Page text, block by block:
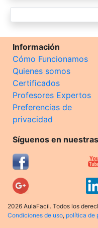
Información
Cómo Funcionamos
Quienes somos
Certificados
Profesores Expertos
Preferencias de
privacidad
Síguenos en nuestras
2026 AulaFacil. Todos los
Condiciones de uso, política de